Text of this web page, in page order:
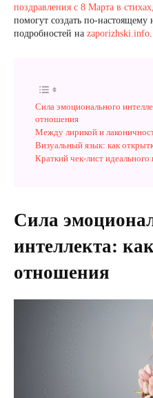
поздравления с 8 Марта в
помогут создать по-
подробностей на zaporizhski.info.
Сила эмоционального
отношения
Между лирикой и
Визуальный язык: как
Краткий чек-лист идеального
Сила
интеллекта:
отношения